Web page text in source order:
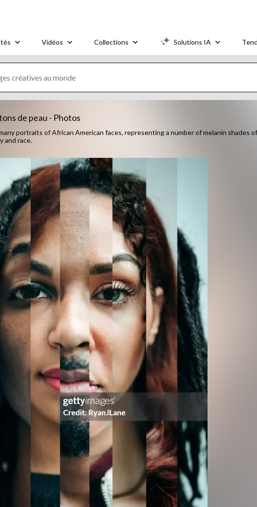
Vidéos Collections Solutions IA
de peau - Photos
portraits of African American faces, representing a number of melanin shades
and race.